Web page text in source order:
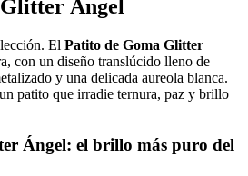
Ángel
El Patito de Goma Glitter
con un diseño translúcido lleno de
y una delicada aureola blanca.
patito que irradie ternura, paz y brillo
Ángel: el brillo más puro del